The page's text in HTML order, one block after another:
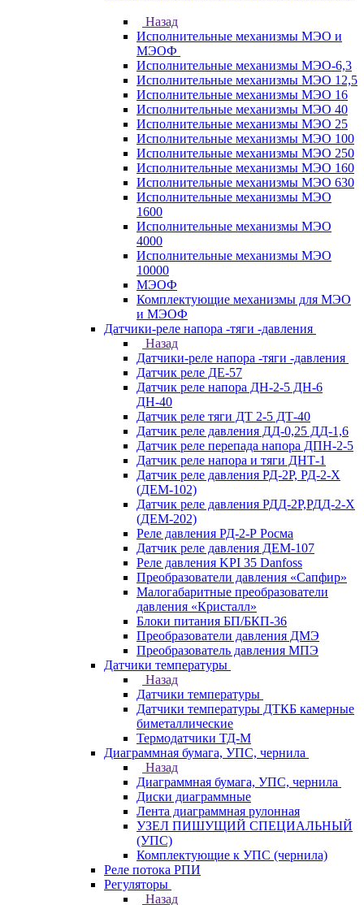
Назад
Исполнительные механизмы МЭО и
МЭОФ
Исполнительные механизмы МЭО-6,3
Исполнительные механизмы МЭО 12,5
Исполнительные механизмы МЭО 16
Исполнительные механизмы МЭО 40
Исполнительные механизмы МЭО 25
Исполнительные механизмы МЭО 100
Исполнительные механизмы МЭО 250
Исполнительные механизмы МЭО 160
Исполнительные механизмы МЭО 630
Исполнительные механизмы МЭО
1600
Исполнительные механизмы МЭО
4000
Исполнительные механизмы МЭО
10000
МЭОФ
Комплектующие механизмы для МЭО
и МЭОФ
Датчики-реле напора -тяги -давления
Назад
Датчики-реле напора -тяги -давления
Датчик реле ДЕ-57
Датчик реле напора ДН-2-5 ДН-6
ДН-40
Датчик реле тяги ДТ 2-5 ДТ-40
Датчик реле давления ДД-0,25 ДД-1,6
Датчик реле перепада напора ДПН-2-5
Датчик реле напора и тяги ДНТ-1
Датчик реле давления РД-2Р, РД-2-Х
(ДЕМ-102)
Датчик реле давления РДД-2Р,РДД-2-Х
(ДЕМ-202)
Реле давления РД-2-Р Росма
Датчик реле давления ДЕМ-107
Реле давления KPI 35 Danfoss
Преобразователи давления «Сапфир»
Малогабаритные преобразователи
давления «Кристалл»
Блоки питания БП/БКП-36
Преобразователи давления ДМЭ
Преобразователь давления МПЭ
Датчики температуры
Назад
Датчики температуры
Датчики температуры ДТКБ камерные
биметаллические
Термодатчики ТД-М
Диаграммная бумага, УПС, чернила
Назад
Диаграммная бумага, УПС, чернила
Диски диаграммные
Лента диаграммная рулонная
УЗЕЛ ПИШУЩИЙ СПЕЦИАЛЬНЫЙ
(УПС)
Комплектующие к УПС (чернила)
Реле потока РПИ
Регуляторы
Назад